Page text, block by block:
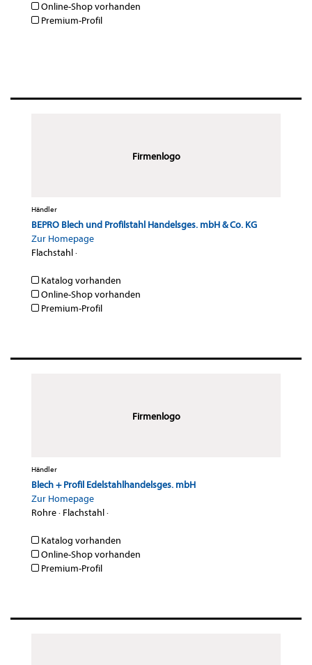
Online-Shop vorhanden
Premium-Profil
Firmenlogo
Händler
BEPRO Blech und Profilstahl Handelsges. mbH & Co. KG
Zur Homepage
Flachstahl·
Katalog vorhanden
Online-Shop vorhanden
Premium-Profil
Firmenlogo
Händler
Blech + Profil Edelstahlhandelsges. mbH
Zur Homepage
Rohre· Flachstahl·
Katalog vorhanden
Online-Shop vorhanden
Premium-Profil